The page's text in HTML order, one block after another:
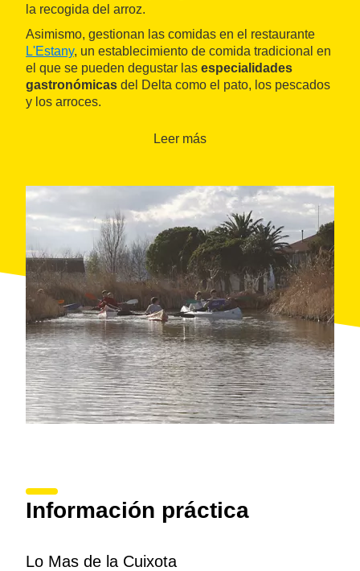
la recogida del arroz.
Asimismo, gestionan las comidas en el restaurante
L'Estany, un establecimiento de comida tradicional en
el que se pueden degustar las especialidades
gastronómicas del Delta como el pato, los pescados
y los arroces.
Leer más
Información práctica
Lo Mas de la Cuixota